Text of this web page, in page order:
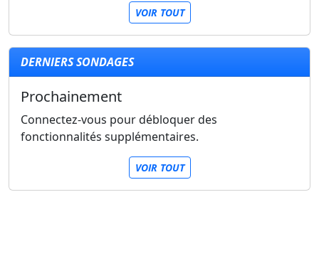
VOIR TOUT
DERNIERS SONDAGES
Prochainement
Connectez-vous pour débloquer des
fonctionnalités supplémentaires.
VOIR TOUT